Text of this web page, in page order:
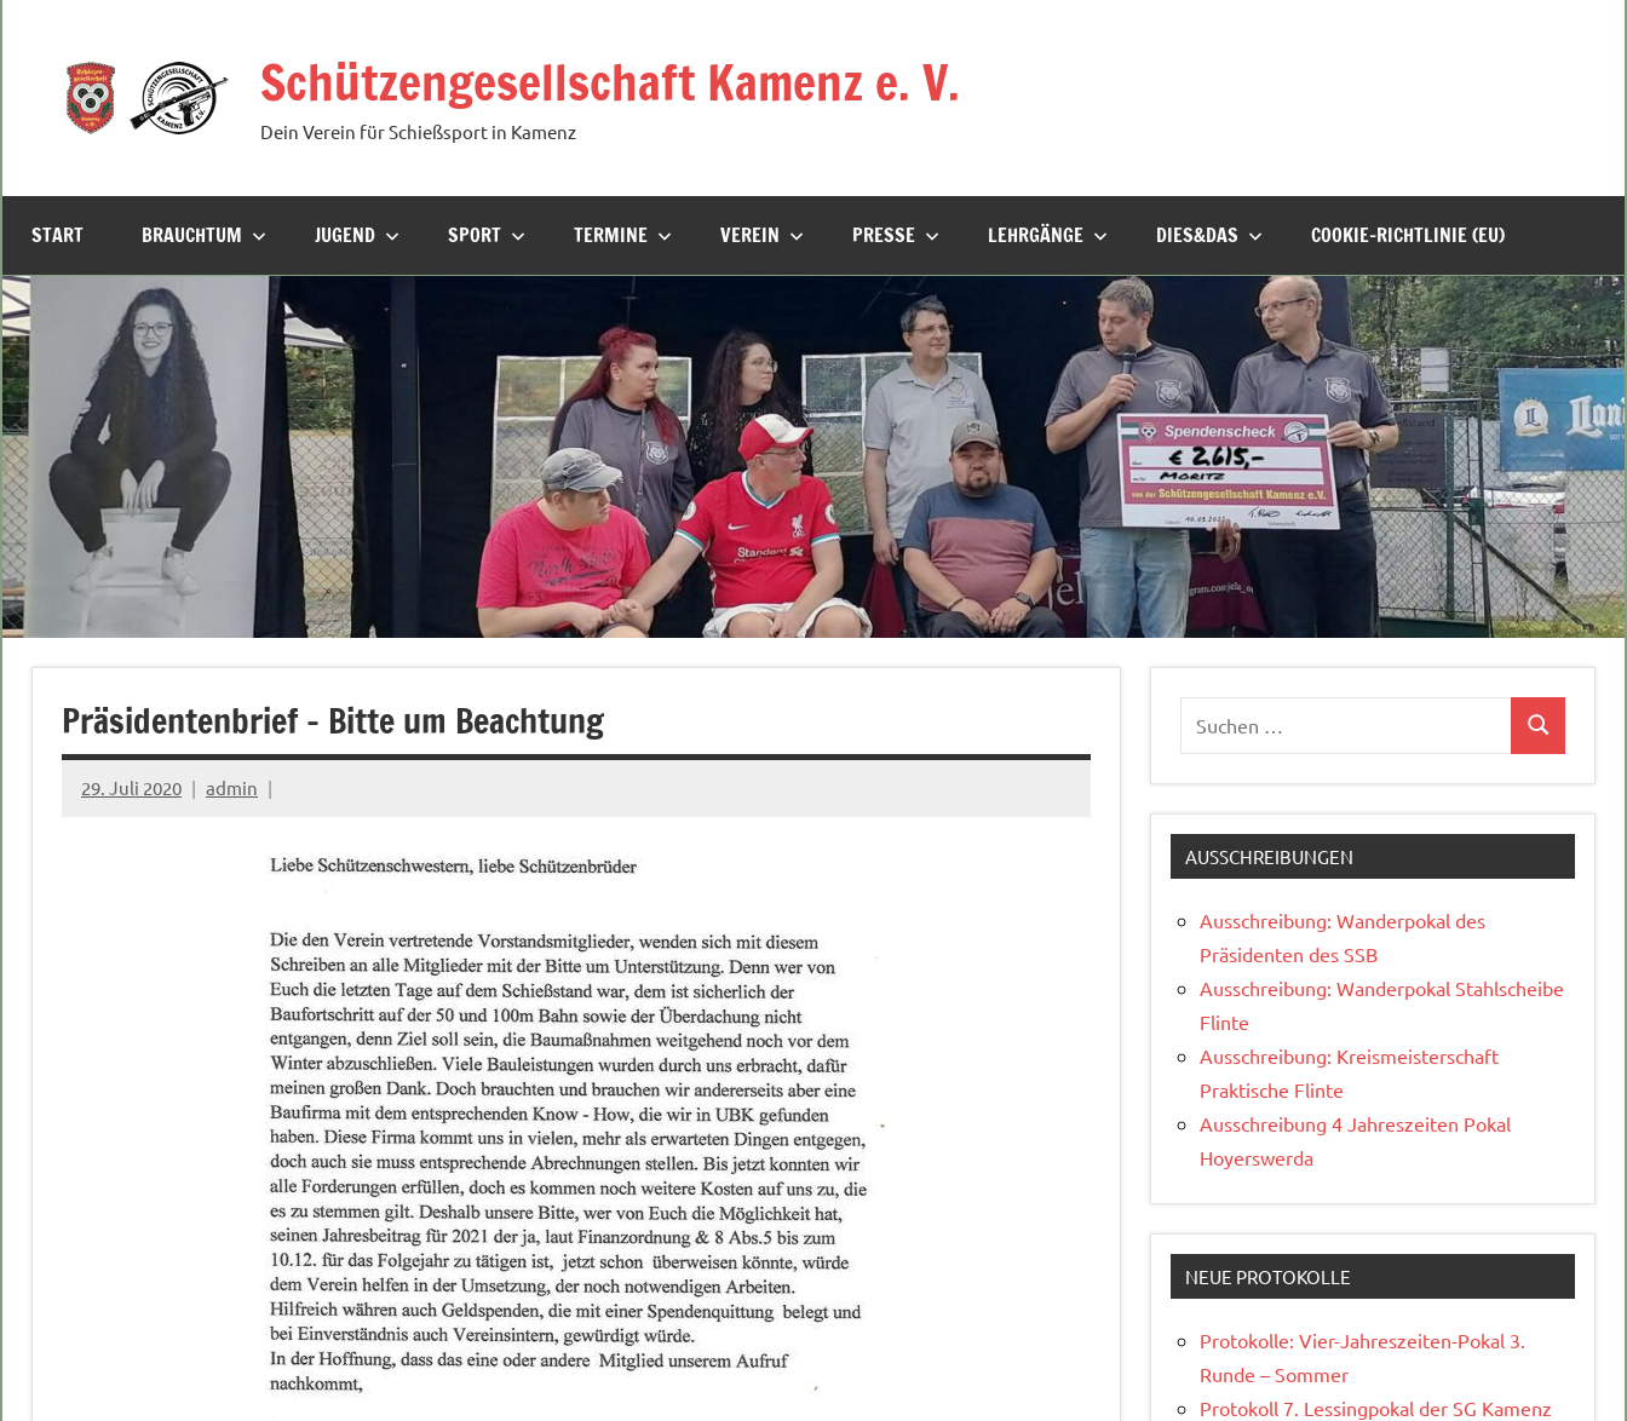
springen
Schützengesellschaft Kamenz e. V.
Dein Verein für Schießsport in Kamenz
START BRAUCHTUM JUGEND SPORT TERMINE VEREIN PRESSE LEHRGÄNGE DIES&DAS COOKIE-RICHTLINIE (EU)
Präsidentenbrief – Bitte um Beachtung
29. Juli 2020 admin
Suchen
nach:
Suchen
AUSSCHREIBUNGEN
Ausschreibung: Wanderpokal des
Präsidenten des SSB
Ausschreibung: Wanderpokal Stahlscheibe
Flinte
Ausschreibung: Kreismeisterschaft
Praktische Flinte
Ausschreibung 4 Jahreszeiten Pokal
Hoyerswerda
NEUE PROTOKOLLE
Protokolle: Vier-Jahreszeiten-Pokal 3.
Runde – Sommer
Protokoll 7. Lessingpokal der SG Kamenz